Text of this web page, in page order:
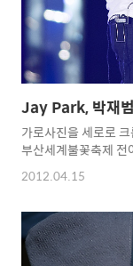
Jay Park, 박재범
가로사진을 세로로
부산세계불꽃축제 전
2012.04.15